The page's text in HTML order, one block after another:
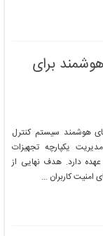
برای
هوشمند سیستم کنترل
یکپارچه تجهیزات
دارد. هدف نهایی از
امنیت کاربران …